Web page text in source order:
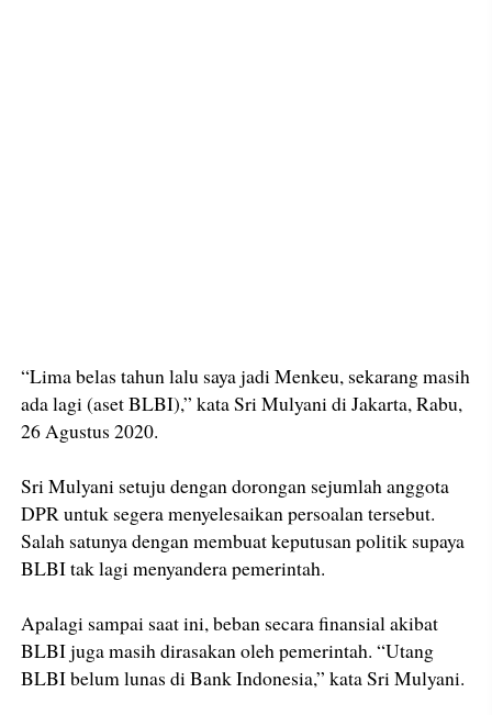
“Lima belas tahun lalu saya jadi Menkeu, sekarang masih
ada lagi (aset BLBI),” kata Sri Mulyani di Jakarta, Rabu,
26 Agustus 2020.
Sri Mulyani setuju dengan dorongan sejumlah anggota
DPR untuk segera menyelesaikan persoalan tersebut.
Salah satunya dengan membuat keputusan politik supaya
BLBI tak lagi menyandera pemerintah.
Apalagi sampai saat ini, beban secara finansial akibat
BLBI juga masih dirasakan oleh pemerintah. “Utang
BLBI belum lunas di Bank Indonesia,” kata Sri Mulyani.